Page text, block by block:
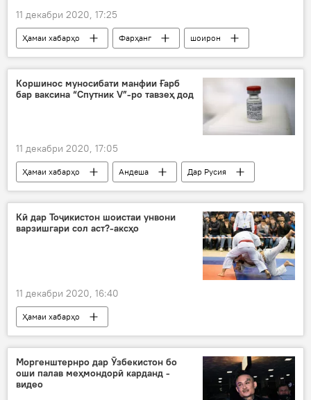
11 декабри 2020, 17:25
Ҳамаи хабарҳо Фарҳанг
шоирон
ҷоиза
Дар Тоҷикистон
Коршинос муносибати манфии Ғарб
бар ваксина “Спутник V”-ро тавзеҳ дод
11 декабри 2020, 17:05
Ҳамаи хабарҳо Андеша
Дар Русия
Дар ҷаҳон
коршинос
Ғарб
муносибат
коронавирус
Кӣ дар Тоҷикистон шоистаи унвони
варзишгари сол аст?-аксҳо
11 декабри 2020, 16:40
Ҳамаи хабарҳо
Навигариҳои варзиши Тоҷикистон
сол
Дар Тоҷикистон
Моргенштернро дар Ӯзбекистон бо
оши палав меҳмондорӣ карданд -
видео